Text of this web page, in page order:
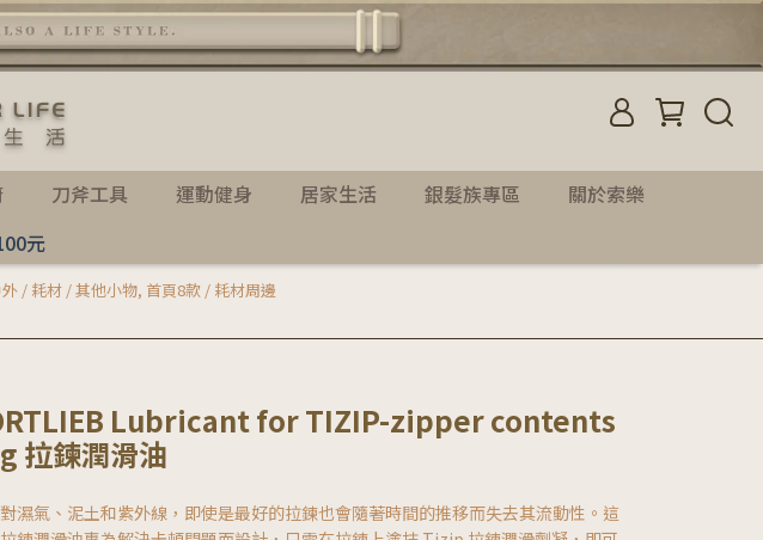
刀斧工具 運動健身 居家生活 銀髮族專區
關於索樂
元
/ 耗材 / 其他小物, 首頁8款 / 耗材周邊
Lubricant for TIZIP-zipper contents
拉鍊潤滑油
濕氣、泥土和紫外線，即使是最好的拉鍊也會隨著時間的推移而失去其流動性。這